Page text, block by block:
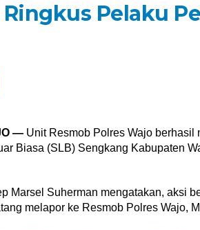
Pelaku
—Unit Resmob Polres Wajo berhasil
Biasa (SLB) Sengkang Kabupaten
Marsel Suherman mengatakan, aksi
melapor ke Resmob Polres Wajo,